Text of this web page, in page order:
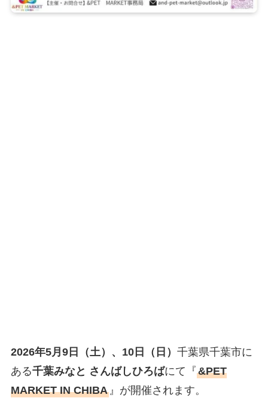
2026年5月9日（土）、10日（日） 千葉県千葉市に
ある千葉みなと さんばしひろばにて『&PET
MARKET IN CHIBA』が開催されます。